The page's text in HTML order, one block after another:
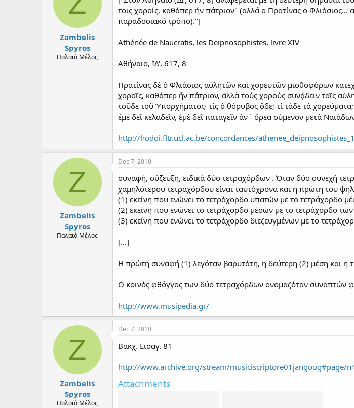
Zambelis
Spyros
Παλαιό Μέλος
τοις χοροίς, καθάπερ ήν πάτριον" (αλλά ο Πρατίνας ο
παραδοσιακό τρόπο).'']
Athénée de Naucratis, les Deipnosophistes, livre XIV
Αθήναιο, ΙΔ', 617, 8
Πρατίνας δὲ ὁ Φλιάσιος αὐλητῶν καὶ χορευτῶν μισθοφόρων
χοροῖς, καθάπερ ἦν πάτριον, ἀλλὰ τοὺς χοροὺς συνᾴδειν τοῖς
τοῦδε τοῦ Ὑπορχήματος· τίς ὁ θόρυβος ὅδε; τί τάδε τὰ
ἐμὲ δεῖ κελαδεῖν, ἐμὲ δεῖ παταγεῖν ἀν΄ ὄρεα σύμενον μετὰ
http://hodoi.fltr.ucl.ac.be/concordances/
Z
Zambelis
Spyros
Παλαιό Μέλος
Dec 7, 2010
συναφή, σύζευξη, ειδικά δύο τετραχόρδων . Όταν δύο συνεχή
χαμηλότερου τετραχόρδου είναι ταυτόχρονα και η πρώτη του
(1) εκείνη που ενώνει το τετράχορδο υπατών με το τετράχορδο
(2) εκείνη που ενώνει το τετράχορδο μέσων με το τετράχορδο
(3) εκείνη που ενώνει το τετράχορδο διεζευγμένων με το
[...]
Η πρώτη συναφή (1) λεγόταν βαρυτάτη, η δεύτερη (2) μέση και η
Ο κοινός φθόγγος των δύο τετραχόρδων ονομαζόταν συναπτών
http://www.musipedia.gr/
Z
Zambelis
Spyros
Παλαιό Μέλος
Dec 7, 2010
Βακχ. Εισαγ. 81
http://www.archive.org/stream/musiciscriptore01jangoog#page/
Attachments